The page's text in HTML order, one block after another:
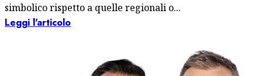
simbolico rispetto a quelle regionali o...
Leggi l'articolo